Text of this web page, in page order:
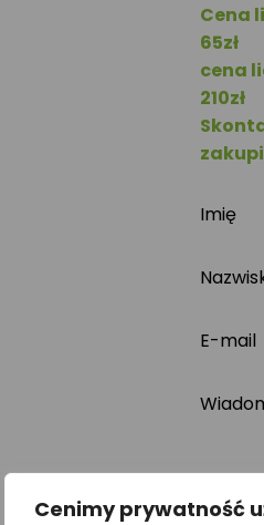
Cenimy prywatność
Cena
65zł
cena
210zł
Imię
E-mail